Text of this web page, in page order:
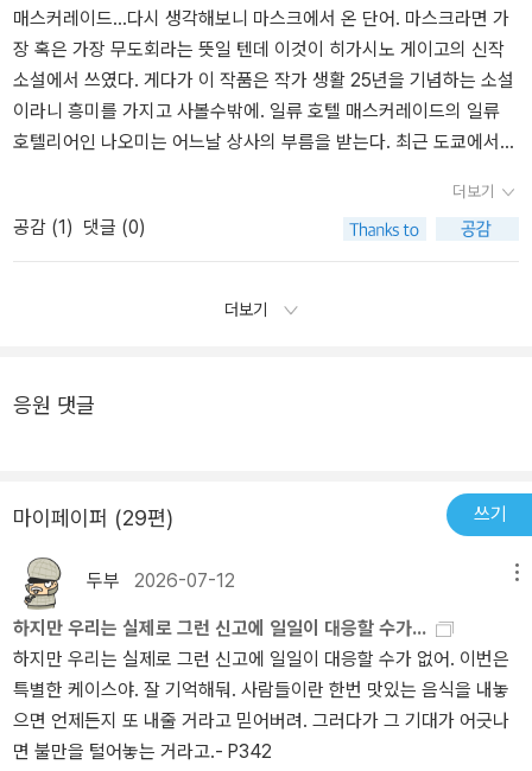
건마다 남겨진 수수께끼의 숫자 암호를 푸는 것도 매력적이지만 범행
수법의 교묘함이나 범인의 의외성이 가져다 주는 반전의 맛 또한 기
가 막히기 때문이죠. 개인적으로는 미스터리만으로써도 25주년이라
는 기념작에 충분히 값할만하다고 봅니다. 하지만 여기서 더욱 주목
하고 싶은 것은 주제와 관련해서 닛타와 나오미가 보여주는 서로 다
을 주인공으로 설정했는지 그 이유가 더욱 드러나게 되는데요, 그것
은 그들이 보여주는 반응 못지 않게 그 반응들이 또 어떻게 삶에 영향
을 미치는지 아울러 보여주기 위해서라고 할 수 있습니다. 그것이 잘
약하는 닛타와 나오미는 가면에 대한 반응만큼이나 추리 스타일도 상
을 추적하듯이 철저히 사건의 보여지는 부분에 천착합니다. 그에겐
것들이 오히려 더 큰 주목의 대상이 됩니다. 왜 하필이면 그가 그때 그
렇게 해야 했을까가 나오미가 가장 많이 묻는 질문입니다. 다시 말해
닛타가 그 겉모습만 보는 사람이라면 나오미는 그 안에 숨겨진 내면
을 들여다보려는 사람입니다. 그런데 이것은 아이러니 하게도 그들이
가면에 대해 보여주는 반응과 정확히 반대입니다. 가면 보다는 그 안
에 숨겨진 맨 얼굴을 보려고 했던 닛타는 그 반응대로라면 나오미처
럼 행동했어야 했었습니다. 가면 그 자체를 본 모습만큼이나 존중했
던 나오미는 그 반응대로라면 닛타처럼 행동했어야 했었습니다. 하지
만 아니었죠. 그들은 완전히 거꾸로 행동했습니다. 그러면 우리는 이
데 하나의 힌트가 되기도 합니다. 별 상관없어 보이는 그런 자잘한 에
피소드들이 말이죠(물론 직접적으로 연관이 있는 것은 아닙니다. 이
사건의 가장 큰 힌트는 바로 호텔이라는 공간이거든요). 새로운 캐릭
터의 창조뿐만 아니라 트릭에도 나름 공을 들였습니다. 그리고 가면
(가장, 거짓)에서 연상시킬 수 있는 주제 의식도 나름 훌륭했고요. 히
복잡하지만, 해결은 단순하고, 주제의식의 전달력도 매우 뛰어납니
다. 당연히 가독성도 좋고요. 닛타라는 형사 주인공뿐만 아니라 동료
형사인 노세와 호텔리어 나오미 캐릭터도 꽤 정감이 듭니다(물론 나
있을지는 모르겠지만요). 작가의 걸작들에는 조금 못 미칠 수도 있겠
추리하고 해결하는데 큰 도움이 된다는 설정이다. 연쇄살인사건의 비
밀과 호텔에서 벌어질 사건과의 연관성, 급물살을 타는 후반부, 의외
의 범인과 의외의 희생자, 범행동기와 사연 등 히가시노 게이고만의
담백 쌉싸름한 솜씨로 술술 풀어낸다. 새로운 주인공 시리즈 시작이
라고 하는 만큼, 닛타 고스케라는 인물에 대해 평해 보지 않을 수가 없
1과 형사가 되었고, 약간 오만방자하다는 캐릭터인데, 큰 매력은 느껴
지지 않는다. 뭐, 이번이 시작이라니 앞으로 나올 후속작에서 얼마나
더 다듬어지고 덧칠되어 매력을 발산하게 될지는 알 수 없지만, 작품
님들의 모습. '...(전략)... 호텔에 찾아오는 사람들은 손님이라는 가면
...(중략)... 어떤 의미에서 손님들은 가면무도회를 즐기기 위해 호텔
을 찾으시는 거니까요.' (p.394) 가끔 무리해서라도 고급 호텔, 고급
식당에서 품위있는 손님인척, 뭔가 있어보이는 손님인척, '선망의 타
인'으로 분扮하고픈 욕망이, 손님놀이 하고픈 욕망히 꿈틀대기도 하
는데, 그것을 정확하게 꿰뚫어낸 나오미의 대사다. 각각 유부남, 유
부녀지만 마치 연인인 것 마냥 밀회의 장소로 이용하기도 하고, 사이
가 이보다 더 안좋을 수 없지만 남의 시선 의식해 마치 더할나위 없이
행복한 부부인냥 행동하기도 하고, 빈둥거리는 백수지만 유능하고 바
쁘기 이를데 없는 비즈니스맨으로 위장해 보기도 하고, 수준낮은 한
노 게이고의 추리물 중에서 수작으로 뽑을 만 하다. 매스커레이드...란
가장무도회란 뜻이다. 우리는 누구나 가면을 쓰고 살아간다. 호텔리
어로서의 애환과, 형사의 애환 같은 것들을 통해서,또 고급 호텔에 묵
으면서 자신의 가치를 과시하고 싶어하는 군상들의 가면을 통하여,인
간의 삶에서 얻어지는 씁쓸한 이치를 맛볼 수 있게 하는 소설이다. 추
매스커레이드...다시 생각해보니 마스크에서 온 단어. 마스크라면 가
장 혹은 가장 무도회라는 뜻일 텐데 이것이 히가시노 게이고의 신작
소설에서 쓰였다. 게다가 이 작품은 작가 생활 25년을 기념하는 소설
이라니 흥미를 가지고 사볼수밖에. 일류 호텔 매스커레이드의 일류
호텔리어인 나오미는 어느날 상사의 부름을 받는다. 최근 도쿄에서
추리 결과 드러났는데...그러다보니 경찰에서 장기간 잠복수사를 하
기로 했다고 한다. 즉 손님으로써만이 아니라 직원으로써도 경찰이
일을 해야겠는데 그 형사들 중 한명을 그녀가 교육시키게 되었다는
것. 여기서 새로운 형사 닛타가 등장하는데 당연하게도 각자의 프로
요구하거나, 불륜 커플이 등장하거나, 완전 생트집을 잡아 직원을 괴
를 하게 된다. 하지만 도통 범인에 대한 실마리는 드러날듯 드러날듯
드러나지 않는데-마지막 부분에 가선 어느 커플의 결혼식이 치뤄지
게 된다. 과연 여기서 범인은 실마리를 드러낼 것인가? 한마디로 말하
면 재미있었다. 호텔리어가 뭔지 또다시 알게 되는 계기도 되었고 의
외의 범인과 동기에 놀라면서도 고개를 끄덕이기도 했다. 25주년 기
념작이 아마도 또 있는듯 한데,조만간 그 작품들도 번역되길 기대해
본다.
더보기
공감 (1 ) 댓글 (0)
더보기
응원 댓글
마이페이퍼 (29편) 쓰기
두부 2026-07-12
하지만 우리는 실제로 그런 신고에 일일이 대응할 수가...
하지만 우리는 실제로 그런 신고에 일일이 대응할 수가 없어. 이번은
특별한 케이스야. 잘 기억해둬. 사람들이란 한번 맛있는 음식을 내놓
으면 언제든지 또 내줄 거라고 믿어버려. 그러다가 그 기대가 어긋나
면 불만을 털어놓는 거라고.- P342